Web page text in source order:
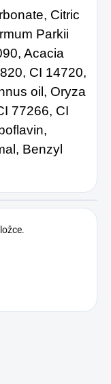
Citric
Parkii
Acacia
CI 14720,
oil, Oryza
77266, CI
Benzyl